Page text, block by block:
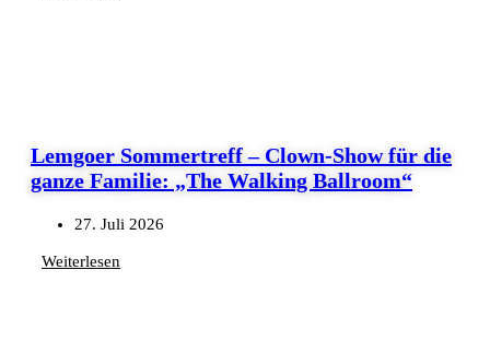
Lemgoer Sommertreff – Clown-Show für die
ganze Familie: „The Walking Ballroom“
27. Juli 2026
Weiterlesen